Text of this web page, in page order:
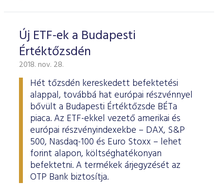
Új ETF-ek a Budapesti
Értéktőzsdén
2018. nov. 28.
Hét tőzsdén kereskedett befektetési
alappal, továbbá hat európai részvénnyel
bővült a Budapesti Értéktőzsde BÉTa
piaca. Az ETF-ekkel vezető amerikai és
európai részvényindexekbe – DAX, S&P
500, Nasdaq-100 és Euro Stoxx – lehet
forint alapon, költséghatékonyan
befektetni. A termékek árjegyzését az
OTP Bank biztosítja.